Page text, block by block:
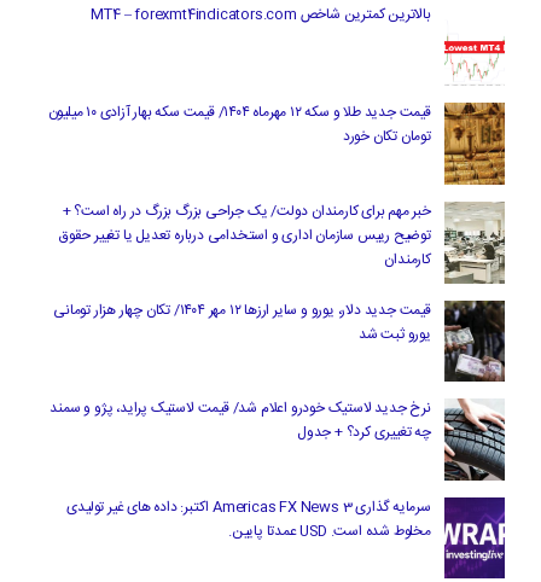
بالاترین کمترین شاخص MT4 – forexmt4indicators.com
قیمت جدید طلا و سکه ۱۲ مهرماه ۱۴۰۴/ قیمت سکه بهار آزادی ۱۰ میلیون
تومان تکان خورد
خبر مهم برای کارمندان دولت/ یک جراحی بزرگ بزرگ در راه است؟ +
توضیح رییس سازمان اداری و استخدامی درباره تعدیل یا تغییر حقوق
کارمندان
قیمت جدید دلار، یورو و سایر ارزها ۱۲ مهر ۱۴۰۴/ تکان چهار هزار تومانی
یورو ثبت شد
نرخ جدید لاستیک خودرو اعلام شد/ قیمت لاستیک پراید، پژو و سمند
چه تغییری کرد؟ + جدول
سرمایه گذاری Americas FX News 3 اکتبر: داده های غیر تولیدی
مخلوط شده است. USD عمدتا پایین.